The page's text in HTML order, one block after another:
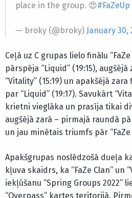
place in the group. 😍#FaZeUp
— broky (@broky) January 30,
Ceļā uz C grupas lielo finālu
pārspēja “Liquid” (19:15),
“Vitality” (15:19) un apakšējā
par “Liquid” (19:17). Savukārt
krietni vieglāka un prasīja tikai
augšējā zarā – pirmajā raundā
un jau minētais triumfs pār “FaZe
Apakšgrupas noslēdzošā dueļa
kļuva skaidrs, ka “FaZe Clan” un
iekļūšanu “Spring Groups 2022”
“Overpass” kartes teritorijā.